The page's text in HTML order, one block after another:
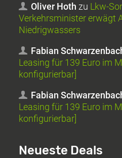
Oliver Hoth zu Lkw-
Verkehrsminister erwägt
Niedrigwassers
Fabian
Leasing für 139 Euro im
konfigurierbar]
Fabian
Leasing für 139 Euro im
konfigurierbar]
Neueste Deals